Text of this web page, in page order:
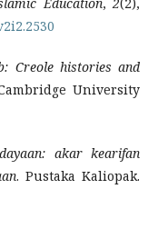
Creole histories and
University
akar kearifan
. Pustaka Kaliopak.